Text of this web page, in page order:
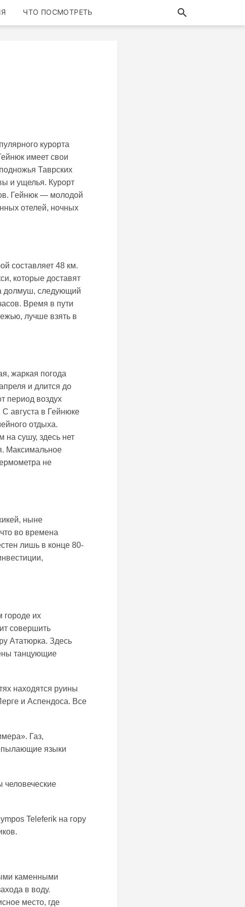
ЧТО ПОСМОТРЕТЬ
курорта
имеет свои
Таврских
и ущелья. Курорт
Гейнюк — молодой
отелей, ночных
составляет 48 км.
которые доставят
долмуш, следующий
Время в пути
лучше взять в
жаркая погода
и длится до
период воздух
августа в Гейнюке
отдыха.
сушу, здесь нет
Максимальное
не
ныне
во времена
лишь в конце 80-
городе их
совершить
Ататюрка. Здесь
танцующие
находятся руины
и Аспендоса. Все
Газ,
пылающие языки
человеческие
Teleferik на гору
каменными
в воду.
место, где